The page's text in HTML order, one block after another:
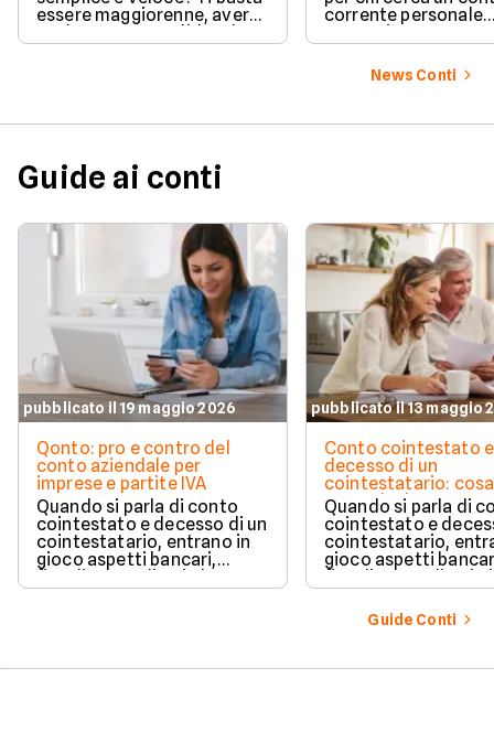
essere maggiorenne, avere
un documento valido o lo
SPID e preparare pochi dati
requisiti e i passaggi
corrente personale
conveniente e a
News Conti
Guide ai conti
pubblicato il 19 maggio 2026
Qonto: pro e contro del
conto aziendale per
imprese e partite IVA
Quando si parla di conto
cointestato e decesso di un
cointestatario, entrano in
gioco aspetti bancari,
fiscali ed ereditari che
spesso generano
pubblicato il 13 maggio
Conto cointestato e
decesso di un
cointestatario: cosa
succede davvero
blocchi, quote e
successione
Quando si parla di
cointestato e
cointestatario,
gioco aspetti
fiscali ed ereditari
spesso generano
confusione.
Guide Conti